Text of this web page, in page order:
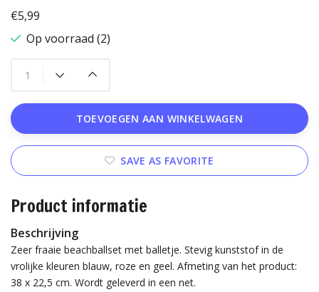
€5,99
Op voorraad (2)
TOEVOEGEN AAN WINKELWAGEN
SAVE AS FAVORITE
Product informatie
Beschrijving
Zeer fraaie beachballset met balletje. Stevig kunststof in de
vrolijke kleuren blauw, roze en geel. Afmeting van het product:
38 x 22,5 cm. Wordt geleverd in een net.